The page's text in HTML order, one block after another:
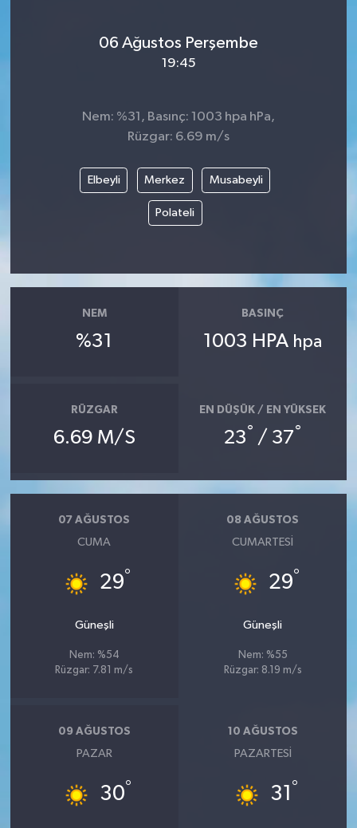
06 Ağustos Perşembe
19:45
Nem: %31, Basınç: 1003 hpa hPa,
Rüzgar: 6.69 m/s
Elbeyli Merkez Musabeyli
Polateli
NEM
%31
BASINÇ
1003 HPA hpa
RÜZGAR
6.69 M/S
EN DÜŞÜK / EN YÜKSEK
23° / 37°
07 AĞUSTOS
CUMA
29°
Güneşli
Nem: %54
Rüzgar: 7.81 m/s
08 AĞUSTOS
CUMARTESI
29°
Güneşli
Nem: %55
Rüzgar: 8.19 m/s
09 AĞUSTOS
PAZAR
30°
10 AĞUSTOS
PAZARTESI
31 °